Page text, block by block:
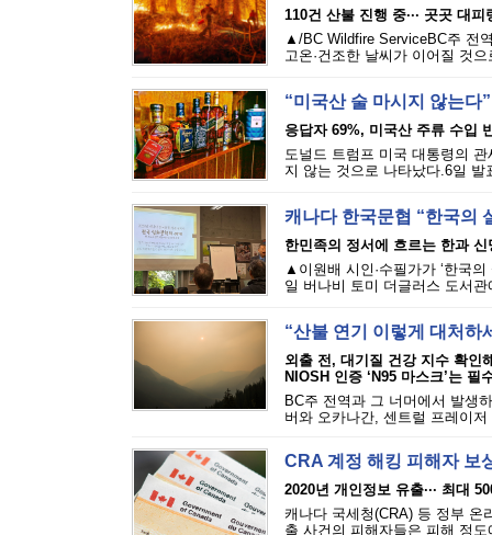
110건 산불 진행 중··· 곳곳 대피
▲/BC Wildfire ServiceBC주 전
고온·건조한 날씨가 이어질 것
“미국산 술 마시지 않는다
응답자 69%, 미국산 주류 수입
도널드 트럼프 미국 대통령의
지 않는 것으로 나타났다.6일
캐나다 한국문협 “한국의
한민족의 정서에 흐르는 한과 신
▲이원배 시인·수필가가 ‘한국
일 버나비 토미 더글러스 도서관
“산불 연기 이렇게 대처하
외출 전, 대기질 건강 지수 확인
NIOSH 인증 ‘N95 마스크’는 필
BC주 전역과 그 너머에서 발생
버와 오카나간, 센트럴 프레이
CRA 계정 해킹 피해자 보
2020년 개인정보 유출··· 최대
캐나다 국세청(CRA) 등 정부 온
출 사건의 피해자들은 피해 정